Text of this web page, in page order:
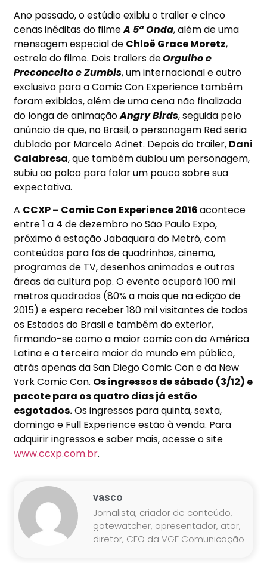
Ano passado, o estúdio exibiu o trailer e cinco
cenas inéditas do filmeA 5ª Onda, além de uma
mensagem especial de Chloë Grace Moretz,
estrela do filme. Dois trailers deOrgulho e
Preconceito e Zumbis, um internacional e outro
exclusivo para a Comic Con Experience também
foram exibidos, além de uma cena não finalizada
do longa de animaçãoAngry Birds, seguida pelo
anúncio de que, no Brasil, o personagem Red seria
dublado por Marcelo Adnet. Depois do trailer, Dani
Calabresa, que também dublou um personagem,
subiu ao palco para falar um pouco sobre sua
expectativa.
A CCXP – Comic Con Experience 2016acontece
entre 1 a 4 de dezembro no São Paulo Expo,
próximo à estação Jabaquara do Metrô, com
conteúdos para fãs de quadrinhos, cinema,
programas de TV, desenhos animados e outras
áreas da cultura pop. O evento ocupará 100 mil
metros quadrados (80% a mais que na edição de
2015) e espera receber 180 mil visitantes de todos
os Estados do Brasil e também do exterior,
firmando-se como a maior comic con da América
Latina e a terceira maior do mundo em público,
atrás apenas da San Diego Comic Con e da New
York Comic Con. Os ingressos de sábado (3/12) e
pacote para os quatro dias já estão
esgotados.Os ingressos para quinta, sexta,
domingo e Full Experience estão à venda. Para
adquirir ingressos e saber mais, acesse o site
www.ccxp.com.br.
vasco
Jornalista, criador de conteúdo,
gatewatcher, apresentador, ator,
diretor, CEO da VGF Comunicação